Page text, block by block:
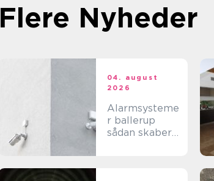
Flere Nyheder
04. august
2026
Alarmsysteme
r ballerup
sådan skaber